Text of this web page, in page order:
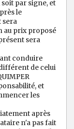
par signe, et
le
sera
au prix proposé
sera
conduire
de celui
et
les
après
n'a pas fait